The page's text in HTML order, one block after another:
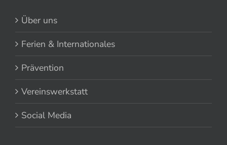
Über uns
Ferien & Internationales
Prävention
Vereinswerkstatt
Social Media